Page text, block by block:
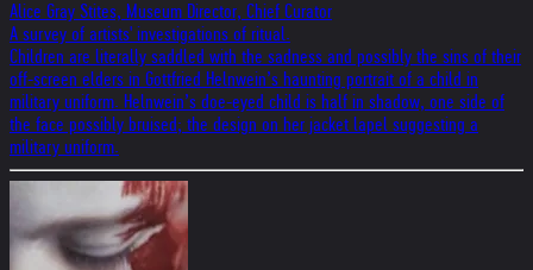
Alice Gray Stites, Museum Director, Chief Curator
A survey of artists' investigations of ritual.
Children are literally saddled with the sadness and possibly the sins of their
off-screen elders in Gottfried Helnwein’s haunting portrait of a child in
military uniform. Helnwein’s doe-eyed child is half in shadow, one side of
the face possibly bruised; the design on her jacket lapel suggesting a
military uniform.